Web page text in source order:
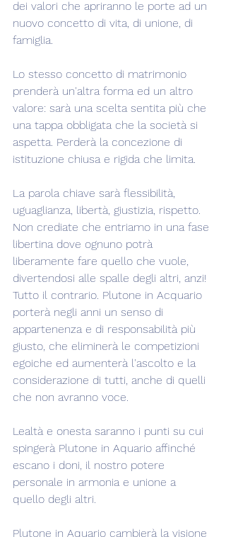
dei valori che apriranno le porte ad un
nuovo concetto di vita, di unione, di
famiglia.
Lo stesso concetto di matrimonio
prenderà un'altra forma ed un altro
valore: sarà una scelta sentita più che
una tappa obbligata che la società si
aspetta. Perderà la concezione di
istituzione chiusa e rigida che limita.
La parola chiave sarà flessibilità,
uguaglianza, libertà, giustizia, rispetto.
Non crediate che entriamo in una fase
libertina dove ognuno potrà
liberamente fare quello che vuole,
divertendosi alle spalle degli altri, anzi!
Tutto il contrario. Plutone in Acquario
porterà negli anni un senso di
appartenenza e di responsabilità più
giusto, che eliminerà le competizioni
egoiche ed aumenterà l'ascolto e la
considerazione di tutti, anche di quelli
che non avranno voce.
Lealtà e onesta saranno i punti su cui
spingerà Plutone in Aquario affinché
escano i doni, il nostro potere
personale in armonia e unione a
quello degli altri.
Plutone in Aquario cambierà la visione